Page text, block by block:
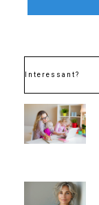
Interessant?